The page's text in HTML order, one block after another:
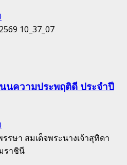
นความประพฤติดี ประจำปี